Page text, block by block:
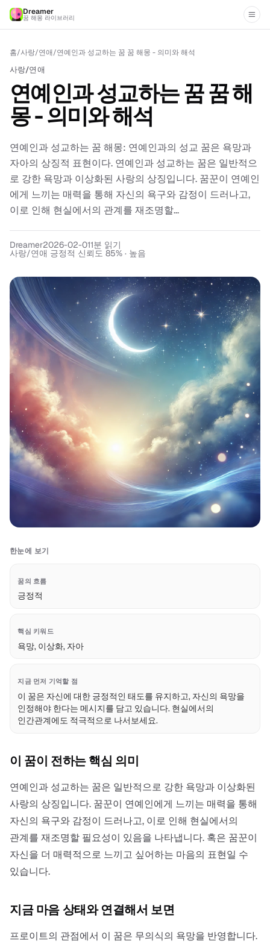
Dreamer
꿈 해몽 라이브러리
홈/사랑/연애/연예인과 성교하는 꿈 꿈 해몽 - 의미와 해석
사랑/연애
연예인과 성교하는 꿈 꿈 해
몽 - 의미와 해석
연예인과 성교하는 꿈 해몽: 연예인과의 성교 꿈은 욕망과
자아의 상징적 표현이다. 연예인과 성교하는 꿈은 일반적으
로 강한 욕망과 이상화된 사랑의 상징입니다. 꿈꾼이 연예인
에게 느끼는 매력을 통해 자신의 욕구와 감정이 드러나고,
이로 인해 현실에서의 관계를 재조명할...
Dreamer2026-02-011분 읽기
사랑/연애 긍정적 신뢰도 85% · 높음
한눈에 보기
꿈의 흐름
긍정적
핵심 키워드
욕망, 이상화, 자아
지금 먼저 기억할 점
이 꿈은 자신에 대한 긍정적인 태도를 유지하고, 자신의 욕망을
인정해야 한다는 메시지를 담고 있습니다. 현실에서의
인간관계에도 적극적으로 나서보세요.
이 꿈이 전하는 핵심 의미
연예인과 성교하는 꿈은 일반적으로 강한 욕망과 이상화된
사랑의 상징입니다. 꿈꾼이 연예인에게 느끼는 매력을 통해
자신의 욕구와 감정이 드러나고, 이로 인해 현실에서의
관계를 재조명할 필요성이 있음을 나타냅니다. 혹은 꿈꾼이
자신을 더 매력적으로 느끼고 싶어하는 마음의 표현일 수
있습니다.
지금 마음 상태와 연결해서 보면
프로이트의 관점에서 이 꿈은 무의식의 욕망을 반영합니다.